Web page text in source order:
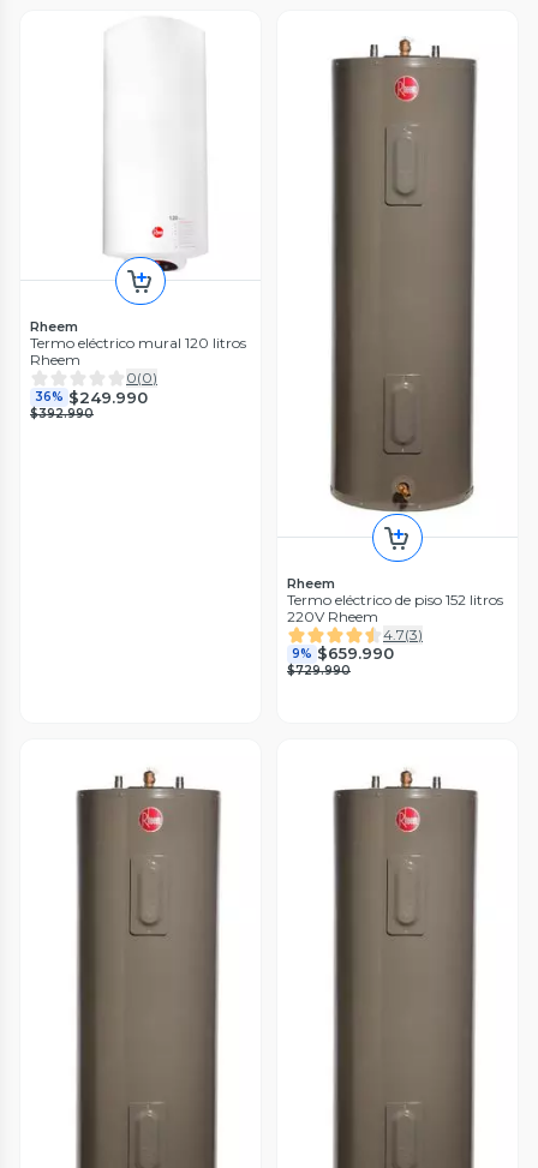
Rheem
Termo eléctrico mural 120 litros
Rheem
0(0)
36% $249.990
$392.990
Rheem
Termo eléctrico de piso 152 litros
220V Rheem
4.7(3)
9% $659.990
$729.990